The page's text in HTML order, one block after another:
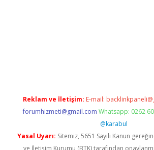
Reklam ve İletişim: E-mail:
forumhizmeti@gmail.com Whatsapp: 0262
@karabul
Yasal Uyarı: Sitemiz, 5651 Sayılı Kanun
ve İletişim Kurumu (BTK) tarafından